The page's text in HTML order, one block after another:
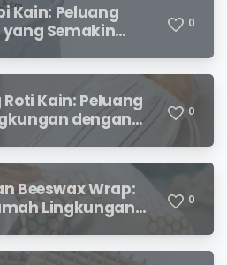
Kain: Peluang
yang Semakin
0
Kain: Peluang
dengan
0
Beeswax Wrap:
Lingkungan
0